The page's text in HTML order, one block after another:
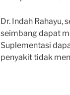
Dr. Indah Rahayu,
seimbang dapat
Suplementasi
penyakit tidak